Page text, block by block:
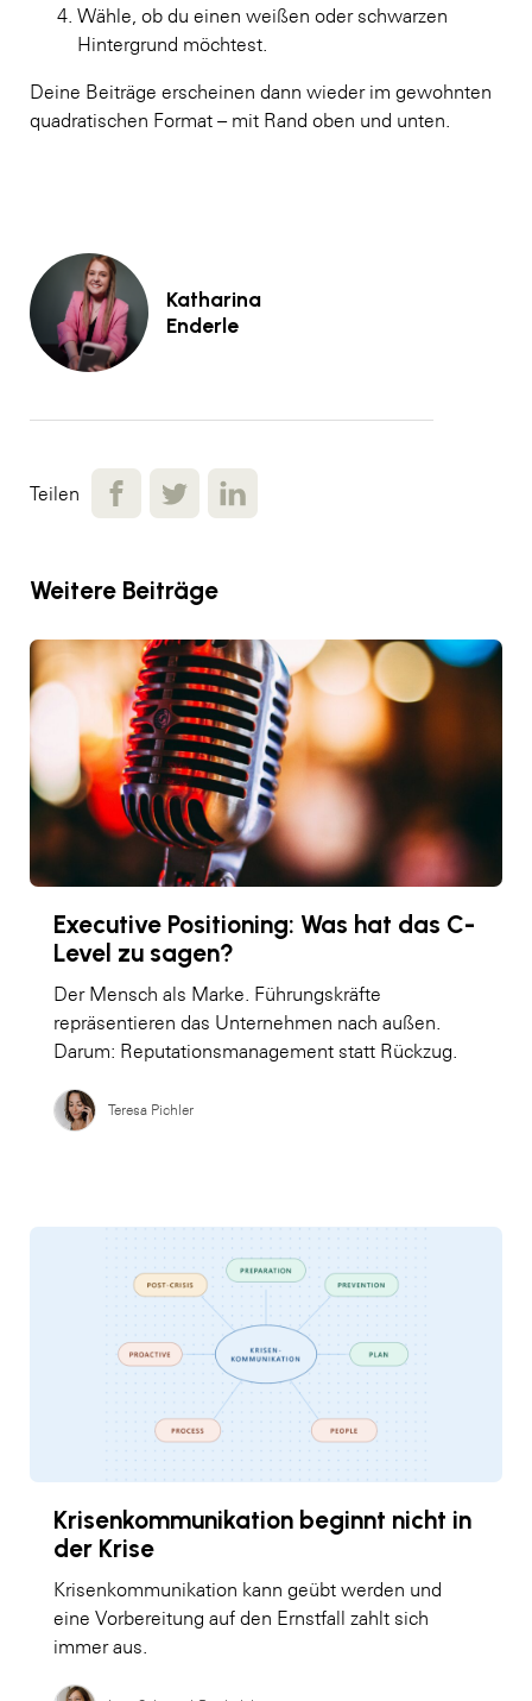
Wähle, ob du einen weißen oder schwarzen
Hintergrund möchtest.
Deine Beiträge erscheinen dann wieder im gewohnten
quadratischen Format – mit Rand oben und unten.
Katharina
Enderle
Teilen
Weitere Beiträge
Executive Positioning: Was hat das C-
Level zu sagen?
Der Mensch als Marke. Führungskräfte
repräsentieren das Unternehmen nach außen.
Darum: Reputationsmanagement statt Rückzug.
Teresa Pichler
Krisenkommunikation beginnt nicht in
der Krise
Krisenkommunikation kann geübt werden und
eine Vorbereitung auf den Ernstfall zahlt sich
immer aus.